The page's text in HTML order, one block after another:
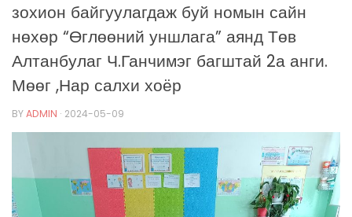
зохион байгуулагдаж буй номын сайн
нөхөр “Өглөөний уншлага” аянд Төв
Алтанбулаг Ч.Ганчимэг багштай 2а анги.
Мөөг ,Нар салхи хоёр
BYADMIN · 2024-05-09